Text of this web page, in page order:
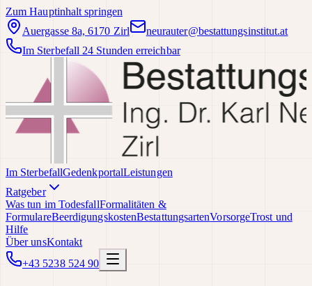
Zum Hauptinhalt springen
Auergasse 8a, 6170 Zirl
neurauter@bestattungsinstitut.at
Im Sterbefall 24 Stunden erreichbar
Im SterbefallGedenkportalLeistungen
Ratgeber
Was tun im TodesfallFormalitäten &
FormulareBeerdigungskostenBestattungsartenVorsorgeTrost und
Hilfe
Über unsKontakt
+43 5238 524 90